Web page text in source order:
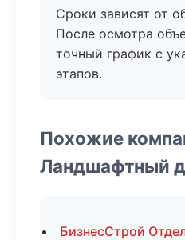
Сроки зависят от
После осмотра
точный график с
этапов.
Похожие
Ландшафтный
БизнесСтрой